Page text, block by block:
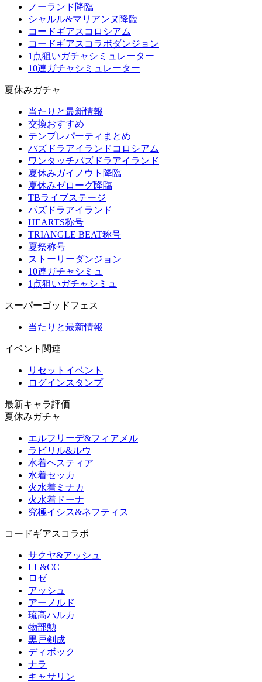
ノーランド降臨
シャルル&マリアンヌ降臨
コードギアスコロシアム
コードギアスコラボダンジョン
1点狙いガチャシミュレーター
10連ガチャシミュレーター
夏休みガチャ
当たりと最新情報
交換おすすめ
テンプレパーティまとめ
パズドラアイランドコロシアム
ワンタッチパズドラアイランド
夏休みガイノウト降臨
夏休みゼローグ降臨
TBライブステージ
パズドラアイランド
HEARTS称号
TRIANGLE BEAT称号
夏祭称号
ストーリーダンジョン
10連ガチャシミュ
1点狙いガチャシミュ
スーパーゴッドフェス
当たりと最新情報
イベント関連
リセットイベント
ログインスタンプ
最新キャラ評価
夏休みガチャ
エルフリーデ&フィアメル
ラビリル&ルウ
水着ヘスティア
水着セッカ
火水着ミナカ
火水着ドーナ
究極イシス&ネフティス
コードギアスコラボ
サクヤ&アッシュ
LL&CC
ロゼ
アッシュ
アーノルド
琉高ハルカ
物部勲
黒戸剣成
ディボック
ナラ
キャサリン